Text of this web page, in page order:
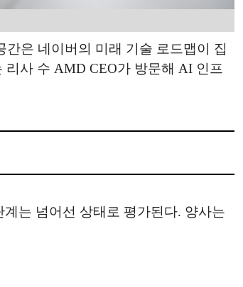
은 네이버의 미래 기술 로드맵이 집
사 수 AMD CEO가 방문해 AI 인프
는 넘어선 상태로 평가된다. 양사는